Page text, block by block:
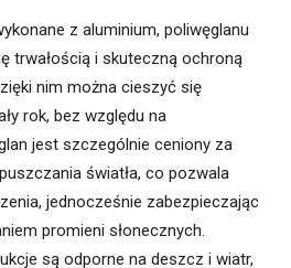
z aluminium, poliwęglanu
trwałością i skuteczną ochroną
nim można cieszyć się
rok, bez względu na
jest szczególnie ceniony za
światła, co pozwala
jednocześnie zabezpieczając
promieni słonecznych.
są odporne na deszcz i wiatr,